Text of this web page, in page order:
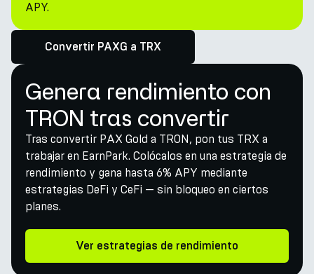
APY.
Convertir PAXG a TRX
Genera rendimiento con
TRON tras convertir
Tras convertir PAX Gold a TRON, pon tus TRX a
trabajar en EarnPark. Colócalos en una estrategia de
rendimiento y gana hasta 6% APY mediante
estrategias DeFi y CeFi — sin bloqueo en ciertos
planes.
Ver estrategias de rendimiento